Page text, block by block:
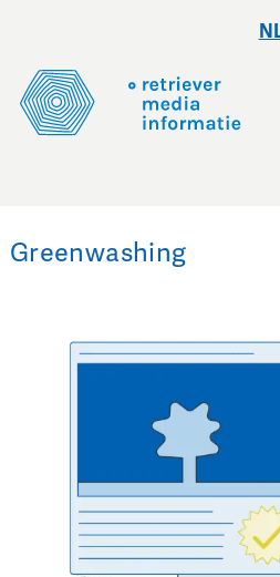
Greenwashing